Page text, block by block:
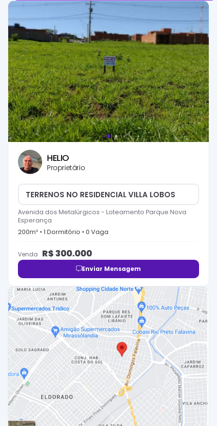
HELIO
Proprietário
TERRENOS NO RESIDENCIAL VILLA LOBOS
Avenida dos Metalúrgicos - Loteamento Parque Nova
Esperança
200m² • 1 Dormitório • 0 Vaga
Venda R$ 300.000
Enviar Mensagem